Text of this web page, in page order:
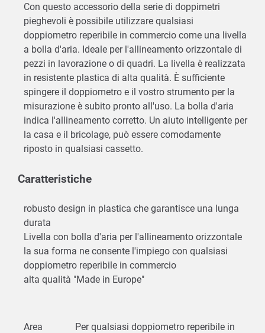
Con questo accessorio della serie di doppimetri
pieghevoli è possibile utilizzare qualsiasi
doppiometro reperibile in commercio come una livella
a bolla d'aria. Ideale per l'allineamento orizzontale di
pezzi in lavorazione o di quadri. La livella è realizzata
in resistente plastica di alta qualità. È sufficiente
spingere il doppiometro e il vostro strumento per la
misurazione è subito pronto all'uso. La bolla d'aria
indica l'allineamento corretto. Un aiuto intelligente per
la casa e il bricolage, può essere comodamente
riposto in qualsiasi cassetto.
Caratteristiche
robusto design in plastica che garantisce una lunga
durata
Livella con bolla d'aria per l'allineamento orizzontale
la sua forma ne consente l'impiego con qualsiasi
doppiometro reperibile in commercio
alta qualità "Made in Europe"
Area
Per qualsiasi doppiometro reperibile in